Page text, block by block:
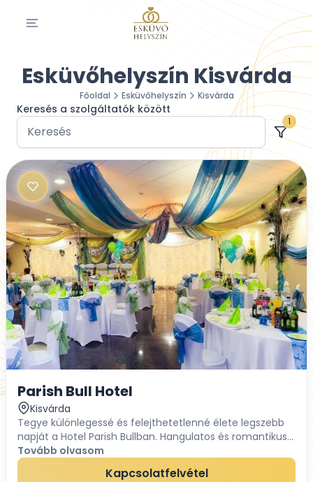
Esküvőhelyszín Kisvárda
Főoldal Esküvőhelyszín Kisvárda
Keresés a szolgáltatók között
1
Parish Bull Hotel
Kisvárda
Tegye különlegessé és felejthetetlenné élete legszebb
napját a Hotel Parish Bullban. Hangulatos és romantikus
környezete miatt lakodalmak kedvelt helyszíne a Korona
termünk. Kültéri esküvői helysz...
Tovább olvasom
Kapcsolatfelvétel